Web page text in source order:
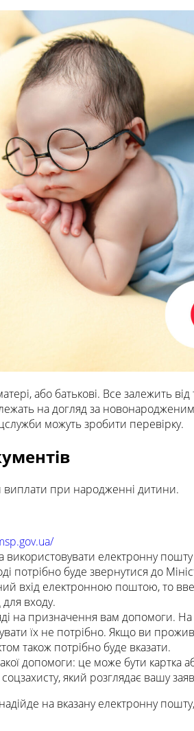
або батькові. Все залежить від
на догляд за
можуть зробити перевірку.
при народженні дитини.
використовувати електронну
потрібно буде звернутися до
вхід електронною поштою, то
входу.
на призначення вам допомоги.
їх не потрібно. Якщо ви
також потрібно буде вказати.
допомоги: це може бути картка
який розглядає вашу
на вказану електронну